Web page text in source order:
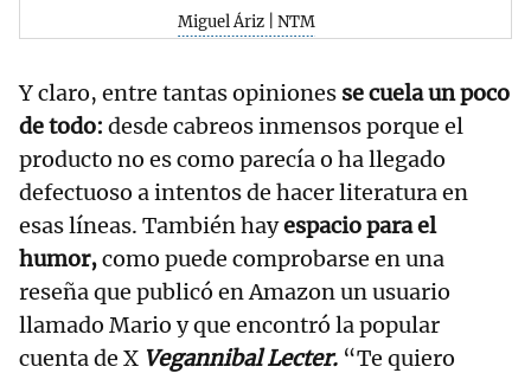
Miguel Áriz | NTM
Y claro, entre tantas opiniones se cuela un poco
de todo: desde cabreos inmensos porque el
producto no es como parecía o ha llegado
defectuoso a intentos de hacer literatura en
esas líneas. También hayespacio para el
humor,como puede comprobarse en una
reseña que publicó en Amazon un usuario
llamado Mario y que encontró la popular
cuenta de X Vegannibal Lecter. “Te quiero